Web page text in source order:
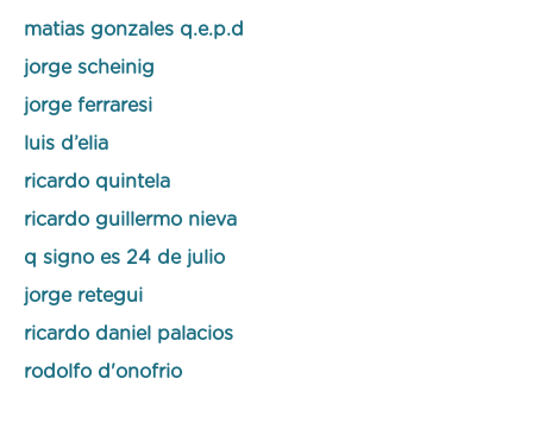
matias gonzales q.e.p.d
jorge scheinig
jorge ferraresi
luis d’elia
ricardo quintela
ricardo guillermo nieva
q signo es 24 de julio
jorge retegui
ricardo daniel palacios
rodolfo d'onofrio